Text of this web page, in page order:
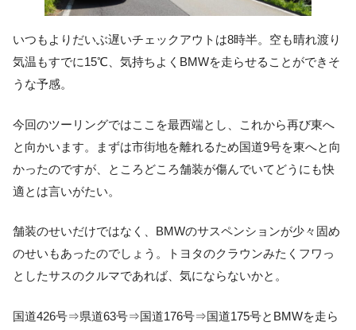
いつもよりだいぶ遅いチェックアウトは8時半。空も晴れ渡り
気温もすでに15℃、気持ちよくBMWを走らせることができそ
うな予感。
今回のツーリングではここを最西端とし、これから再び東へ
と向かいます。まずは市街地を離れるため国道9号を東へと向
かったのですが、ところどころ舗装が傷んでいてどうにも快
適とは言いがたい。
舗装のせいだけではなく、BMWのサスペンションが少々固め
のせいもあったのでしょう。トヨタのクラウンみたくフワっ
としたサスのクルマであれば、気にならないかと。
国道426号⇒県道63号⇒国道176号⇒国道175号とBMWを走ら